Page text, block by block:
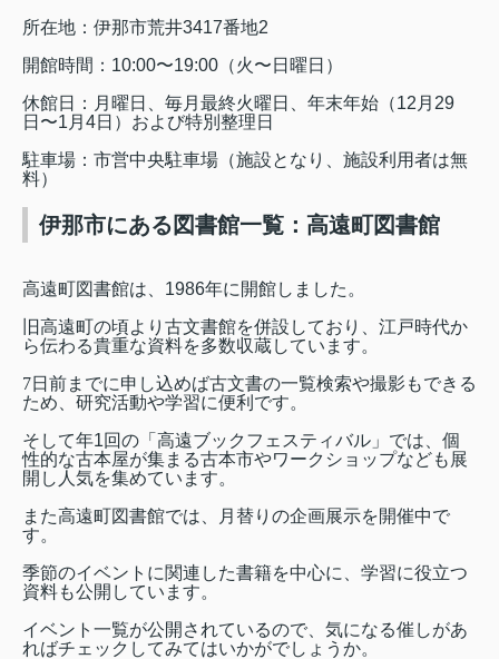
所在地：伊那市荒井3417番地2
開館時間： 10:00〜19:00 （火〜日曜日）
休館日：月曜日、毎月最終火曜日、年末年始（12 月 29
日〜1 月 4日）および特別整理日
駐車場：市営中央駐車場（施設となり、施設利用者は無
料）
伊那市にある図書館一覧：高遠町図書館
高遠町図書館は、 1986年に開館しました。
旧高遠町の頃より古文書館を併設しており、江戸時代か
ら伝わる貴重な資料を多数収蔵しています。
7日前までに申し込めば古文書の一覧検索や撮影もできる
ため、研究活動や学習に便利です。
そして年1回の「高遠ブックフェスティバル」では、個
性的な古本屋が集まる古本市やワークショップなども展
開し人気を集めています。
また高遠町図書館では、月替りの企画展示を開催中で
す。
季節のイベントに関連した書籍を中心に、学習に役立つ
資料も公開しています。
イベント一覧が公開されているので、気になる催しがあ
ればチェックしてみてはいかがでしょうか。